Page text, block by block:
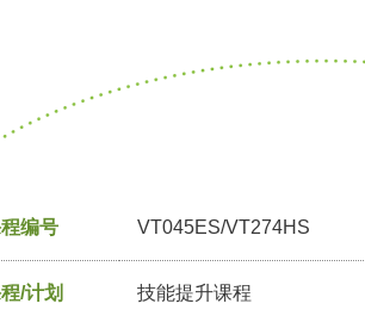
编号 VT045ES/VT274HS
/计划 技能提升课程